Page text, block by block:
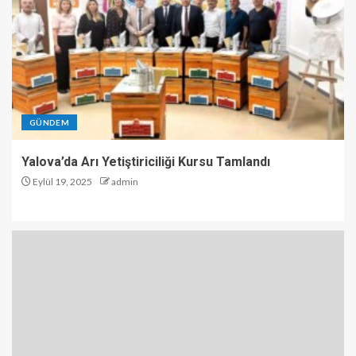
GÜNDEM
Yalova’da Arı Yetiştiriciliği Kursu Tamlandı
Eylül 19, 2025 admin